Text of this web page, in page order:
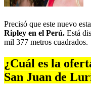
Precisó que este nuevo
Ripley en el Perú. Está
mil 377 metros cuadrados.
¿Cuál es la
San Juan de